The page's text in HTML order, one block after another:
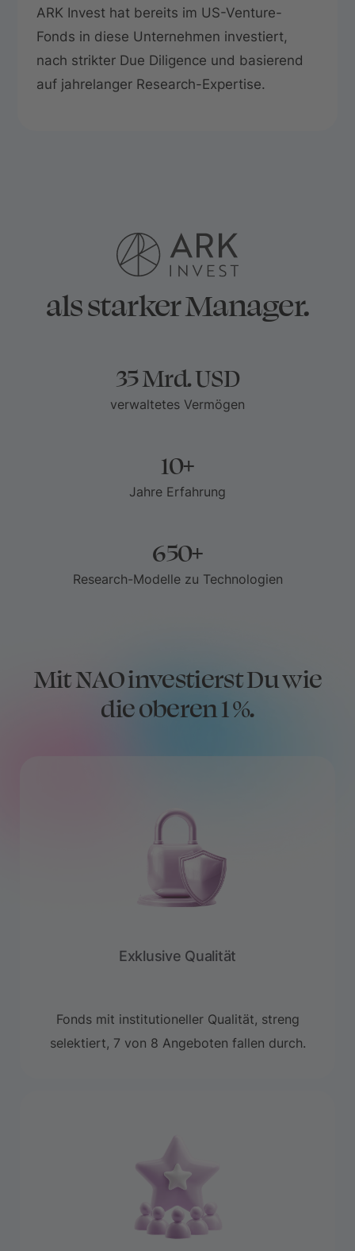
ARK Invest hat bereits im US-Venture-
Fonds in diese Unternehmen investiert,
nach strikter Due Diligence und basierend
auf jahrelanger Research-Expertise.
als starker Manager.
35 Mrd. USD
verwaltetes Vermögen
10+
Jahre Erfahrung
650+
Research-Modelle zu Technologien
Mit NAO investierst Du wie
die oberen 1 %.
Exklusive Qualität
Fonds mit institutioneller Qualität, streng
selektiert, 7 von 8 Angeboten fallen durch.